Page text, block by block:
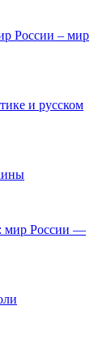
России – мир
и русском
мир России —